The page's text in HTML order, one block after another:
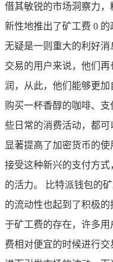
借其敏锐的市场洞察力
新性地推出了矿工费 0 的
无疑是一则重大的利好
交易的用户来说，他们
润，从此，他们能够更
购买一杯香醇的咖啡、
些日常的消费活动，都
显著提高了加密货币的
接受这种新兴的支付方
的活力。 比特派钱包的
的流动性也起到了积极
于矿工费的存在，许多
费相对便宜的时候进行交